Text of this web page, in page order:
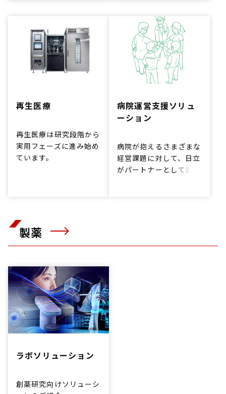
治療システムとして提供
し続けています。
しています。
再生医療​
再生医療は研究段階から
実用フェーズに進み始め
ています。
ていきます。
病院運営支援ソリュ
ーション
病院が抱えるさまざまな
経営課題に対して、日立
がパートナーとして設備
製薬
ラボソリューション
創薬研究向けソリューシ